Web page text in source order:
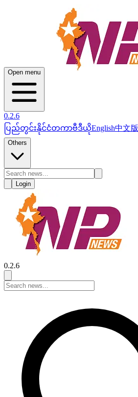
Open menu
0.2.6
ပြည်တွင်းနိုင်ငံတကာဗီဒီယိုEnglish中文版
Others
Login
0.2.6